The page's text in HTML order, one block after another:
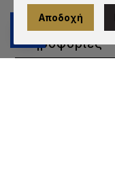
Κατάλογος
Επικοινωνία
Πληροφορίες
Αποδοχή